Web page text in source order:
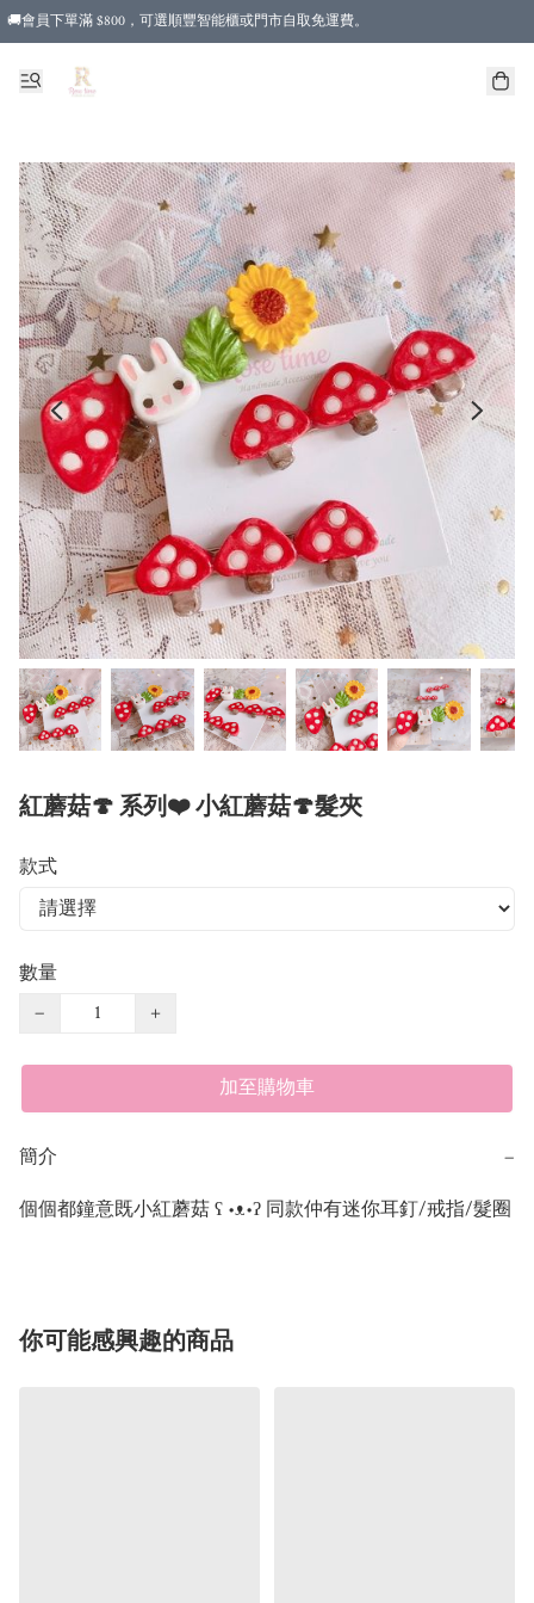
🚚會員下單滿 $800，可選順豐智能櫃或門市自取免運費。
紅蘑菇🍄 系列❤️ 小紅蘑菇🍄髮夾
款式
數量
−
+
加至購物車
簡介 −
個個都鐘意既小紅蘑菇 ʕ •ᴥ•ʔ 同款仲有迷你耳釘/戒指/髮圈
你可能感興趣的商品